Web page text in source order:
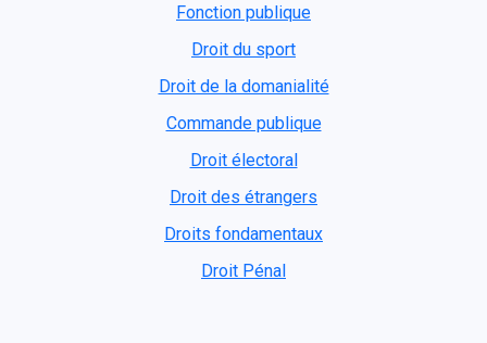
Fonction publique
Droit du sport
Droit de la domanialité
Commande publique
Droit électoral
Droit des étrangers
Droits fondamentaux
Droit Pénal